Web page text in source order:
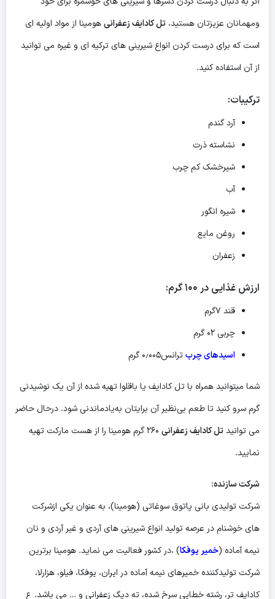
ومهمانان عزیزتان هستید، تل کادایف زعفرانیهومینا از مواد اولیه ای
است که برای درست کردن انواع شیرینی های ترکیه ای و غیره می توانید
از آن استفاده کنید.
ترکیبات:
آرد گندم
نشاسته ذرت
شیرخشک کم چرب
آب
شیره انگور
روغن مایع
زعفران
ارزش غذایی در ۱۰۰ گرم:
قند ۷گرم
چربی ۰۲ گرم
اسیدهای چربترانس۰٫۰۰۵ گرم
شما میتوانید همراه با تل کادایف یا باقلوا تهیه شده از آن یک نوشیدنی
گرم سرو کنید تا طعم بی‌نظیر آن برایتان به‌یادماندنی شود. درحال حاضر
می توانیدتل کادایف زعفرانی
۲۶۰ گرم هومینا را از هست مارکت تهیه
نمایید.
شرکت سازنده:
شرکت تولیدی بانی پاتوق سوغاتی (هومینا)، به عنوان یکی ازشرکت
های خوشنام در عرصه تولید انواع شیرینی های آردی و غیر آردی و نان
نیمه آماده (خمیر یوفکا) ،در کشور فعالیت می نماید. هومینا برترین
شرکت تولیدکننده خمیرهای نیمه آماده در ایران، یوفکا، فیلو، هزارلا،
کادایف تر، رشته خطایی سرخ شده، ته دیگ زعفرانی و … می باشد. ع